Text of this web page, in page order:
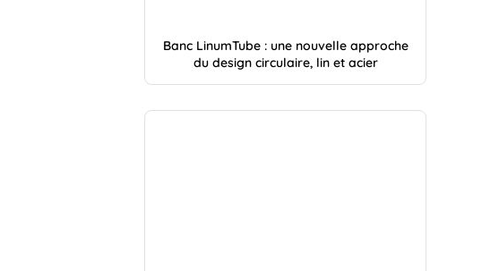
Banc LinumTube : une nouvelle approche
du design circulaire, lin et acier